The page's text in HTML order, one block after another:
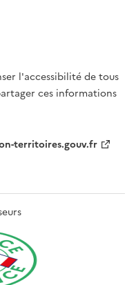
l'accessibilité de tous
ces informations
territoires.gouv.fr